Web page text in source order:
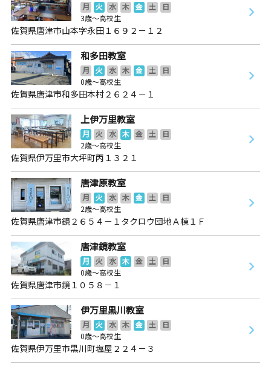
月 火 水 木 金 土
日
3歳～高校生
佐賀県唐津市山本字永田１６９２－１２
和多田教室
月 火 水 木 金 土
日
0歳～高校生
佐賀県唐津市和多田本村２６２４－１
上伊万里教室
月 火 水 木 金 土
日
2歳～高校生
佐賀県伊万里市大坪町丙１３２１
唐津原教室
月 火 水 木 金 土
日
2歳～高校生
佐賀県唐津市鏡２６５４－１タクロウ団地Ａ棟１Ｆ
唐津鏡教室
月 火 水 木 金 土
日
0歳～高校生
佐賀県唐津市鏡１０５８－１
伊万里黒川教室
月 火 水 木 金 土
日
0歳～高校生
佐賀県伊万里市黒川町塩屋２２４－３